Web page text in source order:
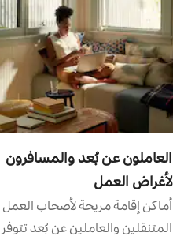
العاملون عن بُعد والمسافرون
لأغراض العمل
أماكن إقامة مريحة لأصحاب العمل
المتنقلين والعاملين عن بُعد تتوفر